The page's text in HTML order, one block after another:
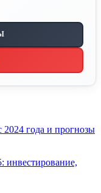
года и прогнозы
инвестирование,